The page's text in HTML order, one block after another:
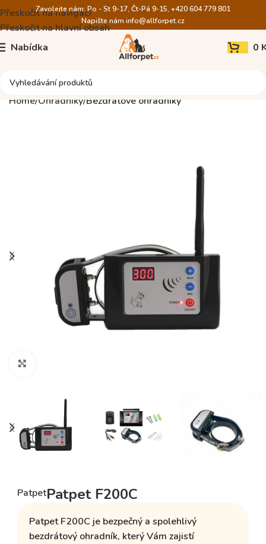
Přeskočit na navigaci
Přeskočit na hlavní obsah
Zavolejte nám: Po - St 9-17, Čt-Pá 9-15, +420 604 779 801
Napište nám info@allforpet.cz
Nabídka 0
Home Ohradníky Bezdrátové ohradníky
PatpetPatpet F200C
Patpet F200C je bezpečný a spolehlivý
bezdrátový ohradník, který Vám zajistí